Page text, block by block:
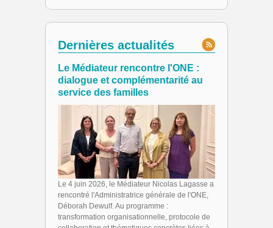
Dernières actualités
Le Médiateur rencontre l'ONE :
dialogue et complémentarité au
service des familles
Le 4 juin 2026, le Médiateur Nicolas Lagasse a
rencontré l'Administratrice générale de l'ONE,
Déborah Dewulf. Au programme :
transformation organisationnelle, protocole de